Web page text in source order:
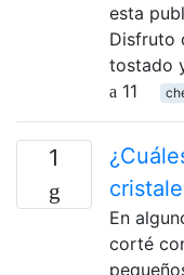
esta
Disfruto
tostado
11
1
En
corté